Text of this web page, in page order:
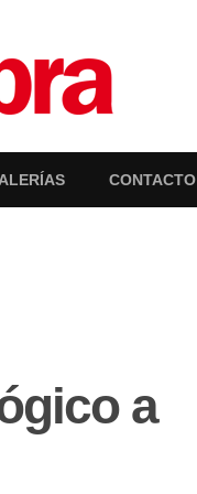
CONTACTO
a